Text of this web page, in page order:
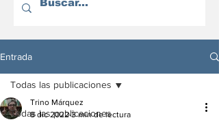
Entrada
Todas las publicaciones
Todas las publicaciones
Trino Márquez
8 dic 2022 3 min de lectura